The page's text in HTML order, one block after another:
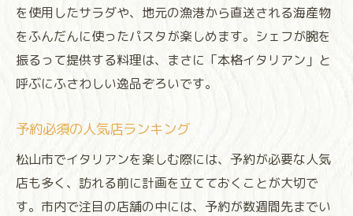
を使用したサラダや、地元の漁港から直送される海産物
をふんだんに使ったパスタが楽しめます。シェフが腕を
振るって提供する料理は、まさに「本格イタリアン」と
呼ぶにふさわしい逸品ぞろいです。
予約必須の人気店ランキング
松山市でイタリアンを楽しむ際には、予約が必要な人気
店も多く、訪れる前に計画を立てておくことが大切で
す。市内で注目の店舗の中には、予約が数週間先までい